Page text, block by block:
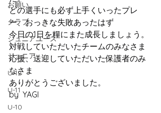
お願い
クラブ
ジュニアユース
ジュニア
U-12
U-11
U-10
どの選手にも必ず上手くいったプレ
ー、おっきな失敗あったはず
今日の1日を糧にまた成長しましょう。
対戦していただいたチームのみなさま
応援、送迎していただいた保護者のみ
なさま
ありがとうございました。
by  YAGI